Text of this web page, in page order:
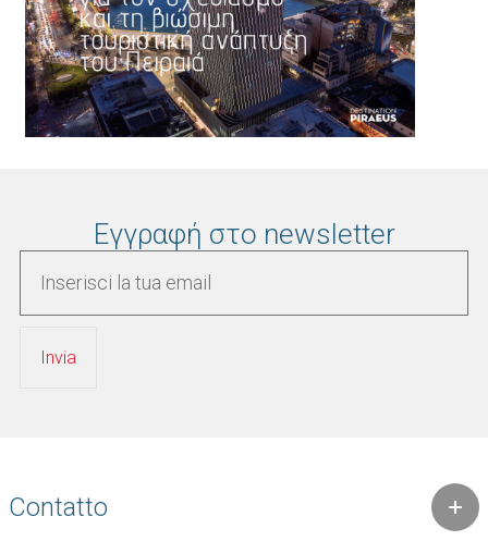
Εγγραφή στο newsletter
Contatto